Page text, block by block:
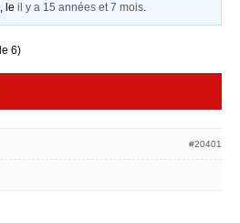
, leil y a 15 années et 7 mois.
6)
#20401